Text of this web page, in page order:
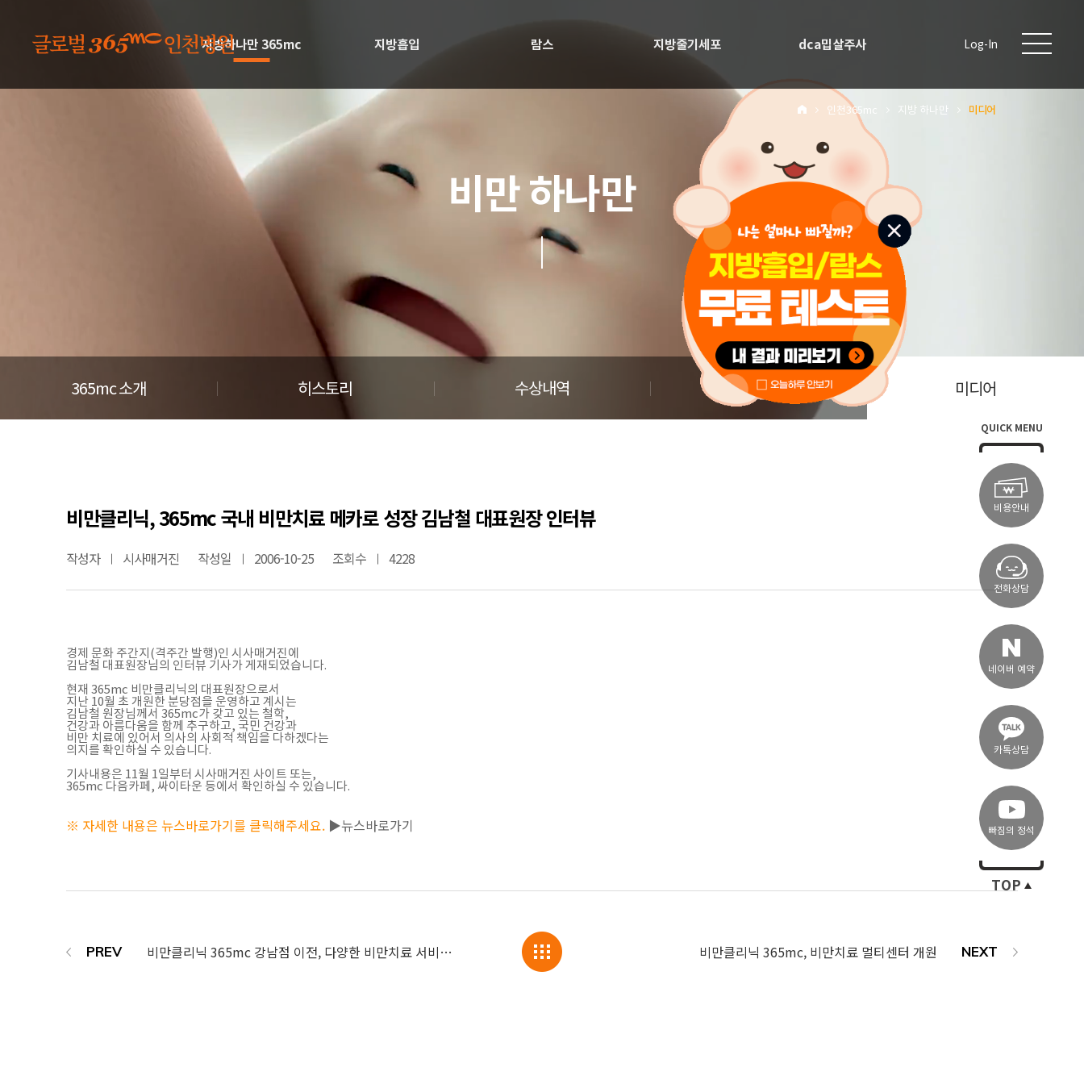
지방하나만 365mc 지방흡입 람스 지방줄기세포 dca밉살주사 Log-In
인천365mc 지방 하나만 미디어
비만 하나만
365mc 소개 히스토리 수상내역 학술연구 미디어
비만클리닉, 365mc 국내 비만치료 메카로 성장 김남철 대표원장 인터뷰
작성자 시사매거진 작성일 2006-10-25 조회수 4228
경제 문화 주간지(격주간 발행)인 시사매거진에
김남철 대표원장님의 인터뷰 기사가 게재되었습니다.
현재 365mc 비만클리닉의 대표원장으로서
지난 10월 초 개원한 분당점을 운영하고 계시는
김남철 원장님께서 365mc가 갖고 있는 철학,
건강과 아름다움을 함께 추구하고, 국민 건강과
비만 치료에 있어서 의사의 사회적 책임을 다하겠다는
의지를 확인하실 수 있습니다.
기사내용은 11월 1일부터 시사매거진 사이트 또는,
365mc 다음카페, 싸이타운 등에서 확인하실 수 있습니다.
※ 자세한 내용은 뉴스바로가기를 클릭해주세요. ▶뉴스바로가기
비만클리닉 365mc 강남점 이전, 다양한 비만치료 서비스 제공 비만클리닉 365mc, 비만치료 멀티센터 개원
QUICK MENU
비용안내
전화상담
네이버 예약
카톡상담
빠짐의 정석
TOP